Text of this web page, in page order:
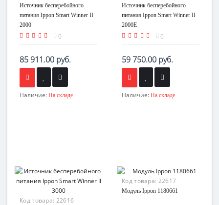
Источник бесперебойного
питания Ippon Smart Winner II
2000
0
85 911.00 руб.
Наличие: На складе
Источник бесперебойного
питания Ippon Smart Winner II
2000E
0
59 750.00 руб.
Наличие: На складе
Код товара: 22616
Код товара: 22617
Модуль Ippon 1180661